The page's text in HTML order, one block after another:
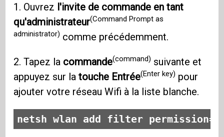
1. Ouvrez l'invite de commande en tant
qu'administrateur(Command Prompt as
administrator) comme précédemment.
2. Tapez la commande(command) suivante et
appuyez sur latouche Entrée(Enter key) pour
ajouter votre réseau Wifi à la liste blanche.
netsh wlan add filter